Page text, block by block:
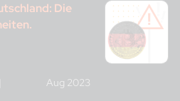
Die
Aug 2023